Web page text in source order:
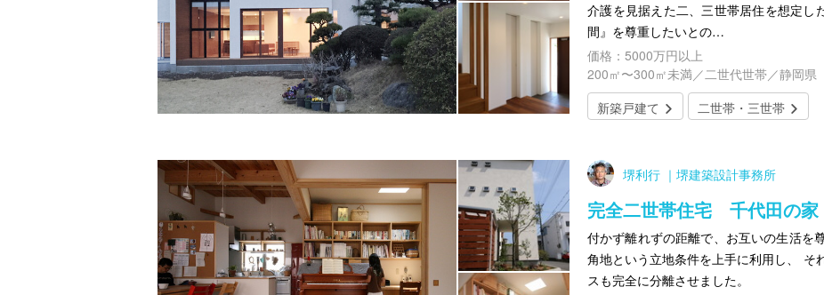
介護を見据えた二、三世帯居住を想定し
間』を尊重したいとの…
価格：5000万円以上
200㎡〜300㎡未満／二世代世帯／静岡県
新築戸建て
二世帯・三世帯
堺利行 ｜堺建築設計事務所
完全二世帯住宅 千代田の家
付かず離れずの距離で、お互いの生活を
角地という立地条件を上手に利用し、 そ
スも完全に分離させました。